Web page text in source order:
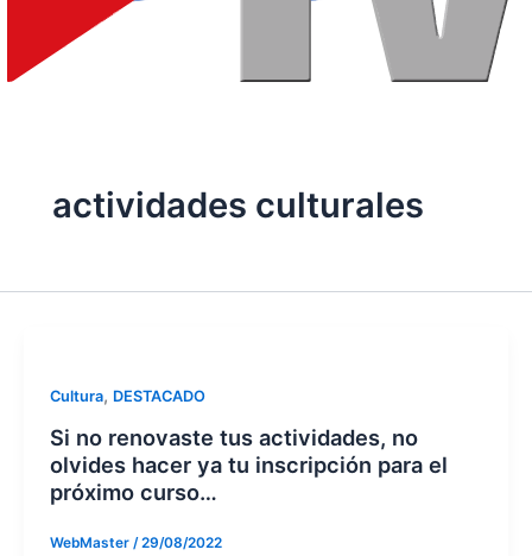
actividades culturales
Cultura, DESTACADO
Si no renovaste tus actividades, no
olvides hacer ya tu inscripción para el
próximo curso…
WebMaster /29/08/2022